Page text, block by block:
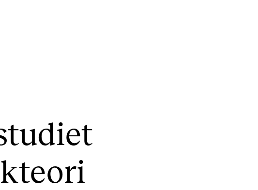
Gjennomføre konserter og arrangementer
Plakat, program og markedsføring
Offentlige konserter
Interne konserter og arrangementer